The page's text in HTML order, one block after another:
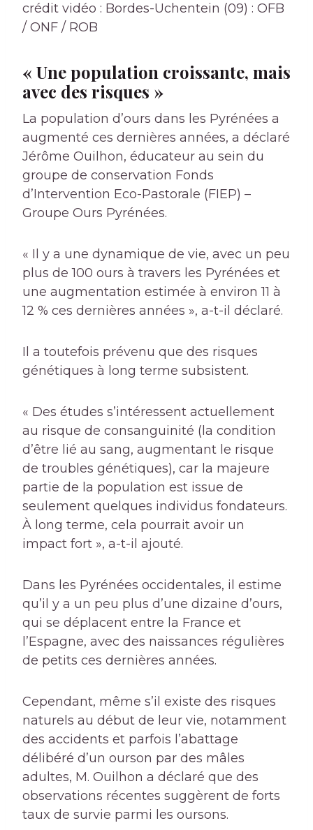
crédit vidéo : Bordes-Uchentein (09) : OFB
/ ONF / ROB
« Une population croissante, mais
avec des risques »
La population d’ours dans les Pyrénées a
augmenté ces dernières années, a déclaré
Jérôme Ouilhon, éducateur au sein du
groupe de conservation Fonds
d’Intervention Eco-Pastorale (FIEP) –
Groupe Ours Pyrénées.
« Il y a une dynamique de vie, avec un peu
plus de 100 ours à travers les Pyrénées et
une augmentation estimée à environ 11 à
12 % ces dernières années », a-t-il déclaré.
Il a toutefois prévenu que des risques
génétiques à long terme subsistent.
« Des études s’intéressent actuellement
au risque de consanguinité (la condition
d’être lié au sang, augmentant le risque
de troubles génétiques), car la majeure
partie de la population est issue de
seulement quelques individus fondateurs.
À long terme, cela pourrait avoir un
impact fort », a-t-il ajouté.
Dans les Pyrénées occidentales, il estime
qu’il y a un peu plus d’une dizaine d’ours,
qui se déplacent entre la France et
l’Espagne, avec des naissances régulières
de petits ces dernières années.
Cependant, même s’il existe des risques
naturels au début de leur vie, notamment
des accidents et parfois l’abattage
délibéré d’un ourson par des mâles
adultes, M. Ouilhon a déclaré que des
observations récentes suggèrent de forts
taux de survie parmi les oursons.